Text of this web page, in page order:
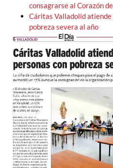
consagrarse al Corazón
Cáritas Valladolid
pobreza severa al año